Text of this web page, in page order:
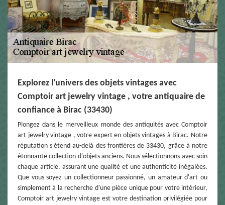
Explorez l'univers des objets vintages avec
Comptoir art jewelry vintage , votre antiquaire de
confiance à Birac (33430)
Plongez dans le merveilleux monde des antiquités avec Comptoir
art jewelry vintage , votre expert en objets vintages à Birac. Notre
réputation s'étend au-delà des frontières de 33430, grâce à notre
étonnante collection d'objets anciens. Nous sélectionnons avec soin
chaque article, assurant une qualité et une authenticité inégalées.
Que vous soyez un collectionneur passionné, un amateur d'art ou
simplement à la recherche d'une pièce unique pour votre intérieur,
Comptoir art jewelry vintage est votre destination privilégiée pour